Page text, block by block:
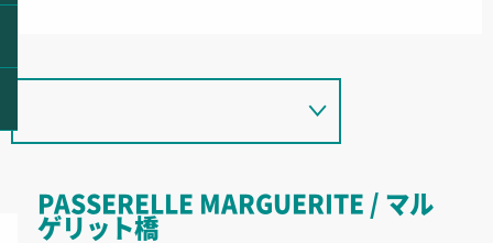
PASSERELLE MARGUERITE / マル
ゲリット橋